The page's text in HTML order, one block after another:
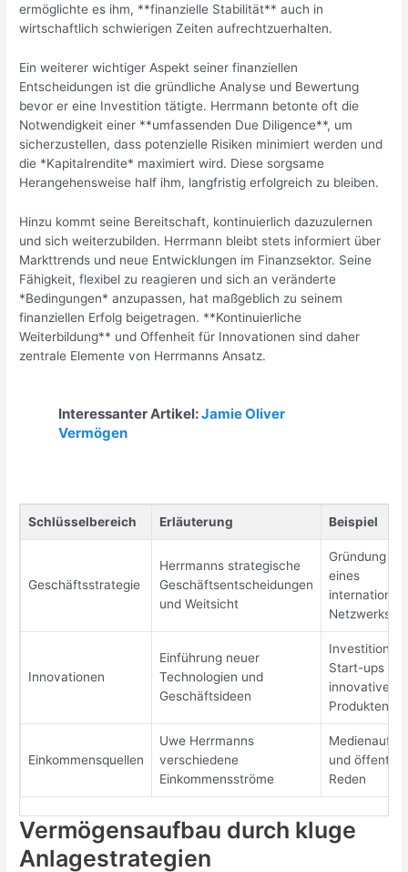
ermöglichte es ihm, **finanzielle Stabilität** auch in
wirtschaftlich schwierigen Zeiten aufrechtzuerhalten.
Ein weiterer wichtiger Aspekt seiner finanziellen
Entscheidungen ist die gründliche Analyse und Bewertung
bevor er eine Investition tätigte. Herrmann betonte oft die
Notwendigkeit einer **umfassenden Due Diligence**, um
sicherzustellen, dass potenzielle Risiken minimiert werden und
die *Kapitalrendite* maximiert wird. Diese sorgsame
Herangehensweise half ihm, langfristig erfolgreich zu bleiben.
Hinzu kommt seine Bereitschaft, kontinuierlich dazuzulernen
und sich weiterzubilden. Herrmann bleibt stets informiert über
Markttrends und neue Entwicklungen im Finanzsektor. Seine
Fähigkeit, flexibel zu reagieren und sich an veränderte
*Bedingungen* anzupassen, hat maßgeblich zu seinem
finanziellen Erfolg beigetragen. **Kontinuierliche
Weiterbildung** und Offenheit für Innovationen sind daher
zentrale Elemente von Herrmanns Ansatz.
Interessanter Artikel:Jamie Oliver
Vermögen
Schlüsselbereich Erläuterung Beispiel
Geschäftsstrategie
Herrmanns strategische
Geschäftsentscheidungen
und Weitsicht
Gründung
eines
Netzwerks
Innovationen
Einführung neuer
Technologien und
Geschäftsideen
Investitionen
Start-ups mit
innovativen
Produkten
Einkommensquellen
Uwe Herrmanns
verschiedene
Einkommensströme
und
Reden
Vermögensaufbau durch kluge
Anlagestrategien